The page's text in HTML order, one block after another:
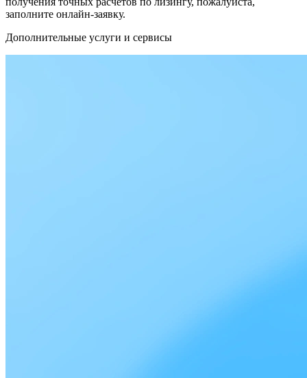
заполните онлайн-заявку.
Дополнительные услуги и сервисы